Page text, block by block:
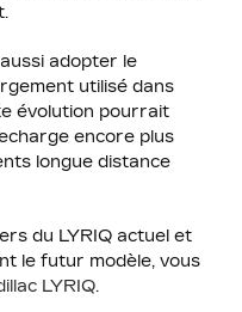
adopter le
utilisé dans
évolution pourrait
encore plus
longue distance
du LYRIQ actuel et
le futur modèle, vous
LYRIQ.